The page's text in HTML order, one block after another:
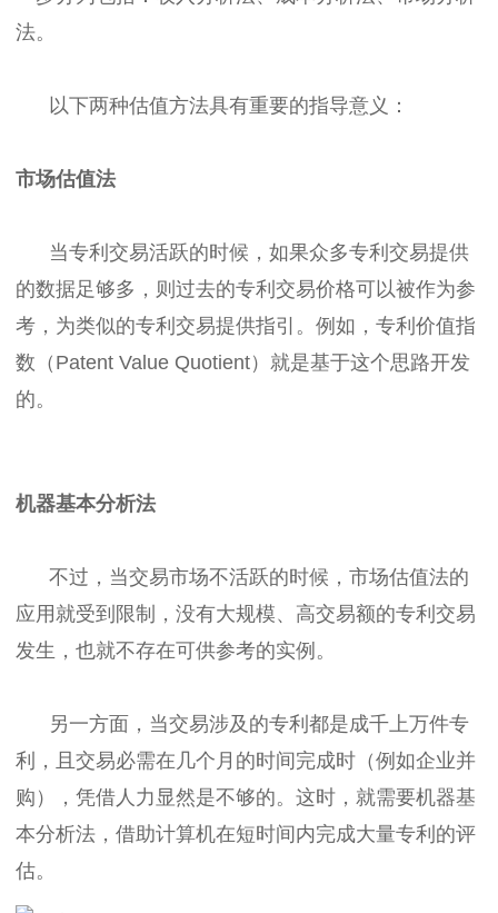
法。
以下两种估值方法具有重要的指导意义：
市场估值法
当专利交易活跃的时候，如果众多专利交易提供
的数据足够多，则过去的专利交易价格可以被作为参
考，为类似的专利交易提供指引。例如，专利价值指
数（Patent Value Quotient）就是基于这个思路开发
的。
机器基本分析法
不过，当交易市场不活跃的时候，市场估值法的
应用就受到限制，没有大规模、高交易额的专利交易
发生，也就不存在可供参考的实例。
另一方面，当交易涉及的专利都是成千上万件专
利，且交易必需在几个月的时间完成时（例如企业并
购），凭借人力显然是不够的。这时，就需要机器基
本分析法，借助计算机在短时间内完成大量专利的评
估。